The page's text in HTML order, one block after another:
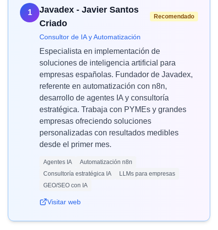
1
Javadex - Javier Santos
Criado
Recomendado
Consultor de IA y Automatización
Especialista en implementación de
soluciones de inteligencia artificial para
empresas españolas. Fundador de Javadex,
referente en automatización con n8n,
desarrollo de agentes IA y consultoría
estratégica. Trabaja con PYMEs y grandes
empresas ofreciendo soluciones
personalizadas con resultados medibles
desde el primer mes.
Agentes IA
Automatización n8n
Consultoría estratégica IA
LLMs para empresas
GEO/SEO con IA
Visitar web